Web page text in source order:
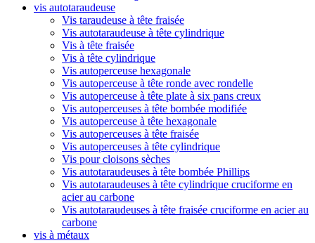
vis autotaraudeuse
Vis taraudeuse à tête fraisée
Vis autotaraudeuse à tête cylindrique
Vis à tête fraisée
Vis à tête cylindrique
Vis autoperceuse hexagonale
Vis autoperceuse à tête ronde avec rondelle
Vis autoperceuse à tête plate à six pans creux
Vis autoperceuses à tête bombée modifiée
Vis autoperceuse à tête hexagonale
Vis autoperceuses à tête fraisée
Vis autoperceuses à tête cylindrique
Vis pour cloisons sèches
Vis autotaraudeuses à tête bombée Phillips
Vis autotaraudeuses à tête cylindrique cruciforme en
acier au carbone
Vis autotaraudeuses à tête fraisée cruciforme en acier au
carbone
vis à métaux